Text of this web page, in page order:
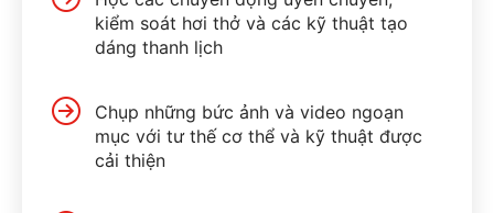
kiểm soát hơi thở và các kỹ thuật tạo
dáng thanh lịch
Chụp những bức ảnh và video ngoạn
mục với tư thế cơ thể và kỹ thuật được
cải thiện